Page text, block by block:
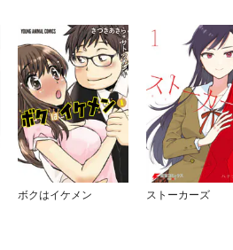
ボクはイケメン ストーカーズ